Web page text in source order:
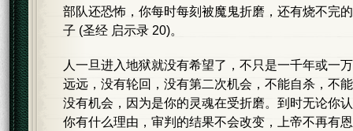
部队还恐怖，你每时每刻被魔鬼折磨，还有烧不完
子 (圣经 启示录 20)。
人一旦进入地狱就没有希望了，不只是一千年或一
远远，没有轮回，没有第二次机会，不能自杀，不
没有机会，因为是你的灵魂在受折磨。到时无论你
你有什么理由，审判的结果不会改变，上帝不再有